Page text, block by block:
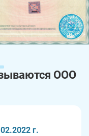
ООО
г.